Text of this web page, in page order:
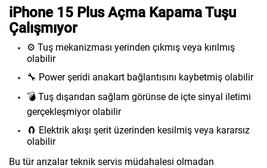
iPhone 15 Plus Açma Kapama Tuşu
Çalışmıyor
⚙️ Tuş mekanizması yerinden çıkmış veya kırılmış
olabilir
🔧 Power şeridi anakart bağlantısını kaybetmiş olabilir
💣 Tuş dışarıdan sağlam görünse de içte sinyal iletimi
gerçekleşmiyor olabilir
🧲 Elektrik akışı şerit üzerinden kesilmiş veya kararsız
olabilir
Bu tür arızalar teknik servis müdahalesi olmadan